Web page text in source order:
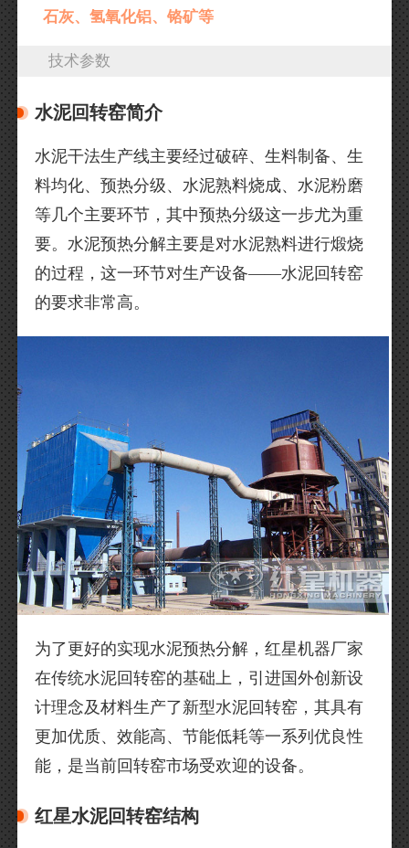
石灰、氢氧化铝、铬矿等
技术参数
水泥回转窑简介
水泥干法生产线主要经过破碎、生料制备、生
料均化、预热分级、水泥熟料烧成、水泥粉磨
等几个主要环节，其中预热分级这一步尤为重
要。水泥预热分解主要是对水泥熟料进行煅烧
的过程，这一环节对生产设备——水泥回转窑
的要求非常高。
为了更好的实现水泥预热分解，红星机器厂家
在传统水泥回转窑的基础上，引进国外创新设
计理念及材料生产了新型水泥回转窑，其具有
更加优质、效能高、节能低耗等一系列优良性
能，是当前回转窑市场受欢迎的设备。
红星水泥回转窑结构